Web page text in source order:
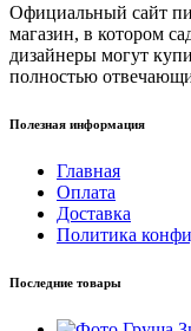
Официальный сайт
магазин, в котором
дизайнеры могут
полностью
Полезная информация
Главная
Оплата
Доставка
Политика
Последние товары